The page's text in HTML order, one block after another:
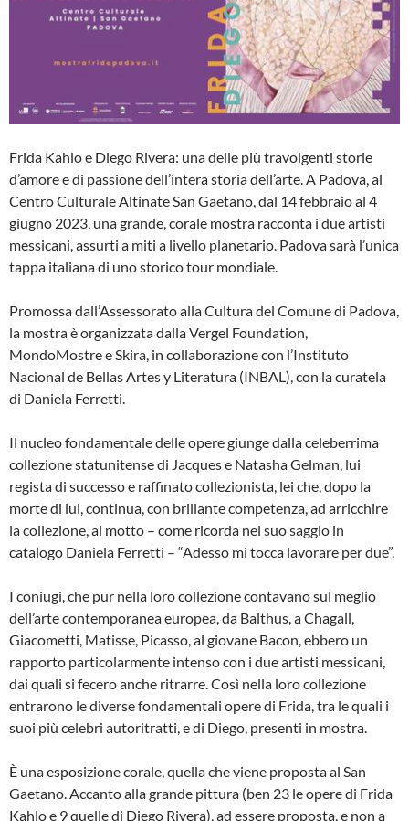
Frida Kahlo e Diego Rivera: una delle più travolgenti storie
d’amore e di passione dell’intera storia dell’arte. A Padova, al
Centro Culturale Altinate San Gaetano, dal 14 febbraio al 4
giugno 2023, una grande, corale mostra racconta i due artisti
messicani, assurti a miti a livello planetario. Padova sarà l’unica
tappa italiana di uno storico tour mondiale.
Promossa dall’Assessorato alla Cultura del Comune di Padova,
la mostra è organizzata dalla Vergel Foundation,
MondoMostre e Skira, in collaborazione con l’Instituto
Nacional de Bellas Artes y Literatura (INBAL), con la curatela
di Daniela Ferretti.
Il nucleo fondamentale delle opere giunge dalla celeberrima
collezione statunitense di Jacques e Natasha Gelman, lui
regista di successo e raffinato collezionista, lei che, dopo la
morte di lui, continua, con brillante competenza, ad arricchire
la collezione, al motto – come ricorda nel suo saggio in
catalogo Daniela Ferretti – “Adesso mi tocca lavorare per due”.
I coniugi, che pur nella loro collezione contavano sul meglio
dell’arte contemporanea europea, da Balthus, a Chagall,
Giacometti, Matisse, Picasso, al giovane Bacon, ebbero un
rapporto particolarmente intenso con i due artisti messicani,
dai quali si fecero anche ritrarre. Così nella loro collezione
entrarono le diverse fondamentali opere di Frida, tra le quali i
suoi più celebri autoritratti, e di Diego, presenti in mostra.
È una esposizione corale, quella che viene proposta al San
Gaetano. Accanto alla grande pittura (ben 23 le opere di Frida
Kahlo e 9 quelle di Diego Rivera), ad essere proposta, e non a